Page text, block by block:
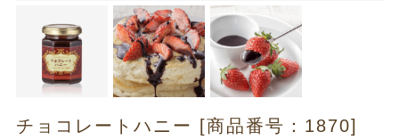
チョコレートハニー [商品番号：1870]